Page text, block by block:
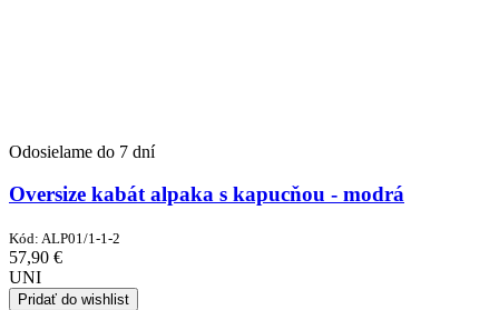
Odosielame do 7 dní
Oversize kabát alpaka s kapucňou - modrá
Kód: ALP01/1-1-2
57,90 €
UNI
Pridať do wishlist